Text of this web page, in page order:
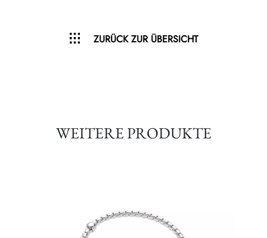
ZURÜCK ZUR ÜBERSICHT
WEITERE PRODUKTE